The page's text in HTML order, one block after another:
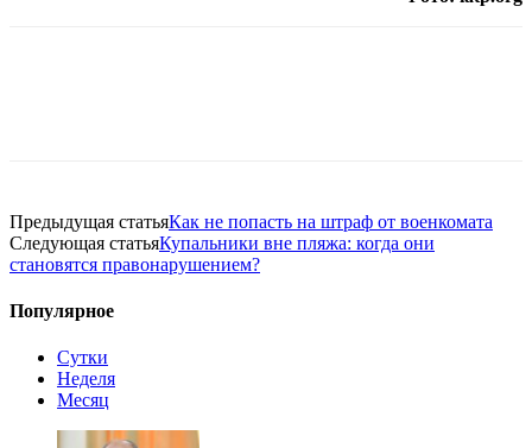
Предыдущая статьяКак не попасть на штраф от военкомата
Следующая статьяКупальники вне пляжа: когда они
становятся правонарушением?
Популярное
Сутки
Неделя
Месяц